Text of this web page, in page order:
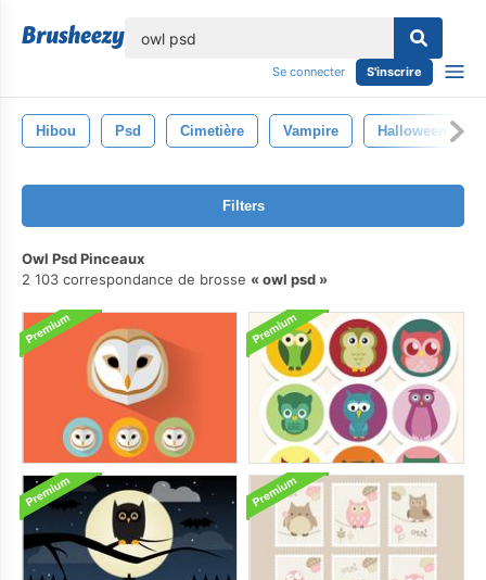
Se connecter S'inscrire
Hibou Psd Cimetière Vampire Halloween
Filters
Owl Psd Pinceaux
2 103 correspondance de brosse
owl psd